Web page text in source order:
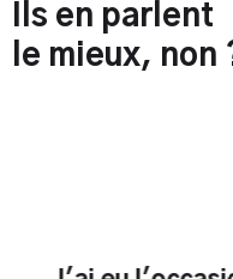
Ils en parlent
le mieux, non